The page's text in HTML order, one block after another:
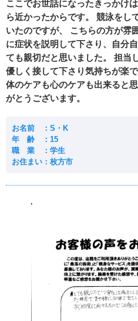
ここでお世話になったきっかけ
ら近かったからです。 競泳をし
いたのですが、 こちらの方が雰
に症状を説明して下さり、自分
ても親切だと思いました。 担当
優しく接して下さり気持ちが楽
体のケアも心のケアも出来ると
がとうございます。
お名前 ：S・K
年 齢 ：15
職 業 ：学生
お住まい：枚方市